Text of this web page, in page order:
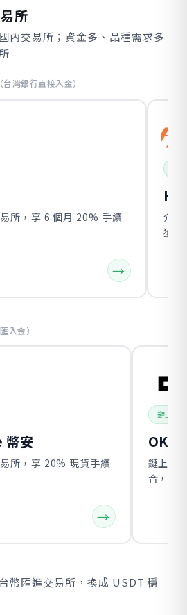
所
內交易所；資金多、品種需求多
灣銀行直接入金）
所，享 6 個月 20% 手續
→
介面
獲 6
入金）
幣安
所，享 20% 現貨手續
→
鏈上龍
OKX
鏈上錢
合，獨
幣匯進交易所，換成 USDT 穩